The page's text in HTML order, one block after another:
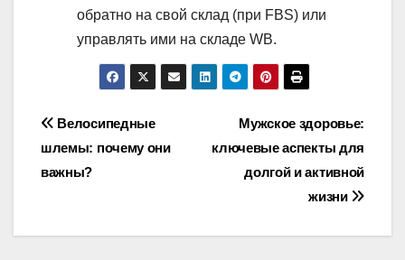
обратно на свой склад (при FBS) или
управлять ими на складе WB.
Навигация
по
Мужское здоровье:
ключевые аспекты для
долгой и активной
жизни
Велосипедные
шлемы: почему они
важны?